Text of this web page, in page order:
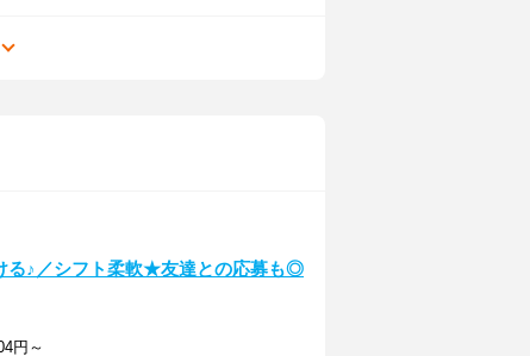
る♪／シフト柔軟★友達との応募も◎
円～